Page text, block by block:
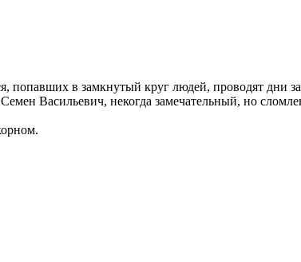
попавших в замкнутый круг людей, проводят
Васильевич, некогда замечательный, но